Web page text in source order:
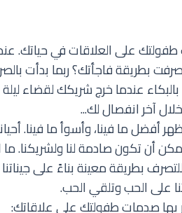
على العلاقات في حياتك.
بطريقة فاجأتك؟ ربما بدأت
عندما خرج شريكك لقضاء
آخر انفصال لك...
أفضل ما فينا، وأسوأ ما فينا.
أن تكون صادمة لنا ولشريكنا. ما
بطريقة معينة بناءً على جيناتنا
على الحب وتلقي الحب.
بها صدمات طفولتك على علاقاتك: